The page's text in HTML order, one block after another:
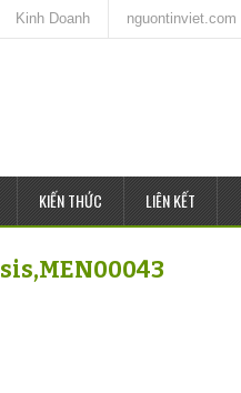
Kinh Doanh nguontinviet.com
KIẾN THỨC LIÊN KẾT